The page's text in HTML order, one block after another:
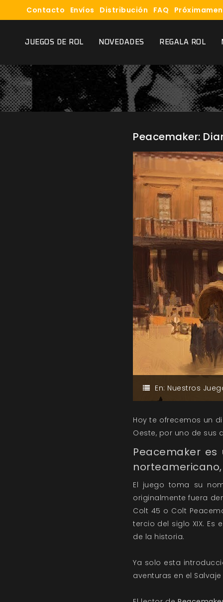
Contacto Envíos Distribución FAQ
JUEGOS DE ROL NOVEDADES REGALA ROL
Peacemaker:
En: Nuestros
Hoy te ofrecemos un
Oeste, por uno de sus
Peacemaker
norteamericano,
El juego toma su
originalmente fuera
Colt 45 o Colt
tercio del siglo XIX.
de la historia.
Ya solo esta
aventuras en el Salvaje